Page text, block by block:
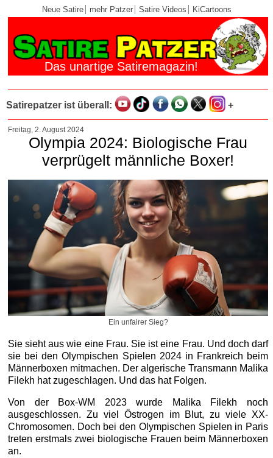
Neue Satire mehr Patzer Satire Videos KiCartoons
Das unartige Satiremagazin!
Satirepatzer ist überall: +
Freitag, 2. August 2024
Olympia 2024: Biologische Frau
verprügelt männliche Boxer!
Ein unfairer Sieg?
Sie sieht aus wie eine Frau. Sie ist eine Frau. Und doch darf
sie bei den Olympischen Spielen 2024 in Frankreich beim
Männerboxen mitmachen. Der algerische Transmann Malika
Filekh hat zugeschlagen. Und das hat Folgen.
Von der Box-WM 2023 wurde Malika Filekh noch
ausgeschlossen. Zu viel Östrogen im Blut, zu viele XX-
Chromosomen. Doch bei den Olympischen Spielen in Paris
treten erstmals zwei biologische Frauen beim Männerboxen
an.